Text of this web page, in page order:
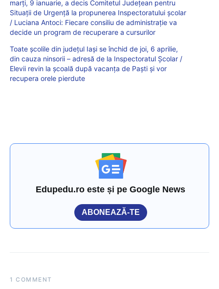
marți, 9 ianuarie, a decis Comitetul Județean pentru
Situații de Urgență la propunerea Inspectoratului școlar
/ Luciana Antoci: Fiecare consiliu de administrație va
decide un program de recuperare a cursurilor
Toate școlile din județul Iași se închid de joi, 6 aprilie,
din cauza ninsorii – adresă de la Inspectoratul Școlar /
Elevii revin la școală după vacanța de Paști și vor
recupera orele pierdute
Edupedu.ro este și pe Google News
ABONEAZĂ-TE
1 COMMENT